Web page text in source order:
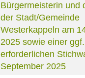
Bürgermeisterin und
der Stadt/Gemeinde
Westerkappeln am
2025 sowie einer ggf.
erforderlichen
September 2025